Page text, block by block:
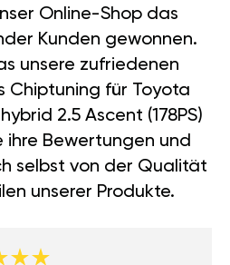
Online-Shop das
Kunden gewonnen.
unsere zufriedenen
Chiptuning für Toyota
2.5 Ascent (178PS)
ihre Bewertungen und
selbst von der Qualität
unserer Produkte.